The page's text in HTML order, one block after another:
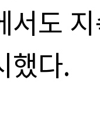
서도
했다.